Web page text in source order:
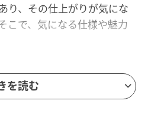
り、その仕上がりが気にな
こで、気になる仕様や魅力
増刊』の「モンチッチ
を読む